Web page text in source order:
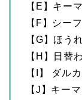
【E】キー
【F】シー
【G】ほう
【H】日替
【I】 ダル
【J】キー